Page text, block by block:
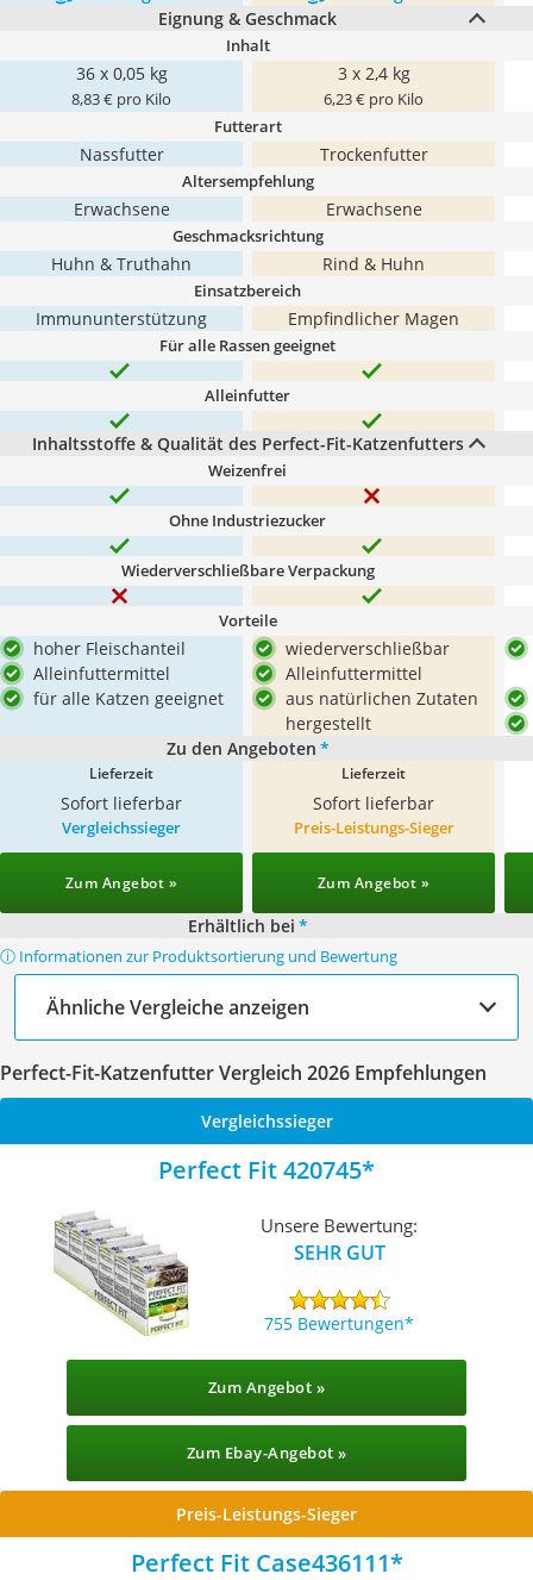
Eignung & Geschmack
Inhalt
36 x 0,05 kg
8,83 € pro Kilo
3 x 2,4 kg
6,23 € pro Kilo
Futterart
Nassfutter Trockenfutter
Altersempfehlung
Erwachsene Erwachsene
Geschmacksrichtung
Huhn & Truthahn Rind & Huhn
Einsatzbereich
Immununterstützung ‎Empfindlicher Magen
Für alle Rassen geeignet
Alleinfutter
Inhaltsstoffe & Qualität des Perfect-Fit-Katzenfutters
Weizenfrei
Ohne Industriezucker
Wiederverschließbare Verpackung
Vorteile
hoher Fleischanteil
Alleinfuttermittel
für alle Katzen geeignet
wiederverschließbar
Alleinfuttermittel
aus natürlichen Zutaten
hergestellt
Zu den Angeboten *
Lieferzeit
Sofort lieferbar
Lieferzeit
Sofort lieferbar
Vergleichssieger
Zum Angebot »
Preis-Leistungs-Sieger
Zum Angebot »
Erhältlich bei *
ⓘ Informationen zur Produktsortierung und Bewertung
Ähnliche Vergleiche anzeigen
Perfect-Fit-Katzenfutter Vergleich 2026 Empfehlungen
Vergleichssieger
Perfect Fit 420745
Unsere Bewertung:
SEHR GUT
755 Bewertungen
Zum Angebot »
Zum Ebay-Angebot »
Preis-Leistungs-Sieger
Perfect Fit Case436111